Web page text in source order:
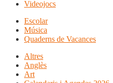
Videojocs
Escolar
Música
Quaderns de Vacances
Altres
Anglès
Art